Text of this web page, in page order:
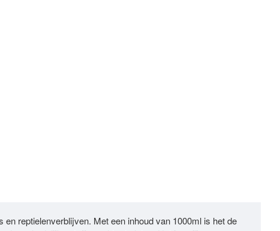
reptielenverblijven. Met een inhoud van 1000ml is het de